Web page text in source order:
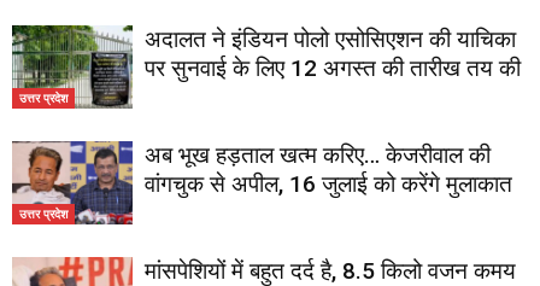
उत्तर प्रदेश
अदालत ने इंडियन पोलो एसोसिएशन की याचिका
पर सुनवाई के लिए 12 अगस्त की तारीख तय की
उत्तर प्रदेश
अब भूख हड़ताल खत्म करिए… केजरीवाल की
वांगचुक से अपील, 16 जुलाई को करेंगे मुलाकात
मांसपेशियों में बहुत दर्द है, 8.5 किलो वजन कमय